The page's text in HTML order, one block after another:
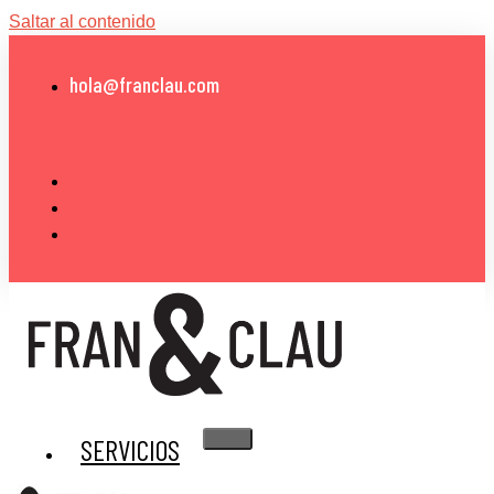
Saltar al contenido
hola@franclau.com
SERVICIOS